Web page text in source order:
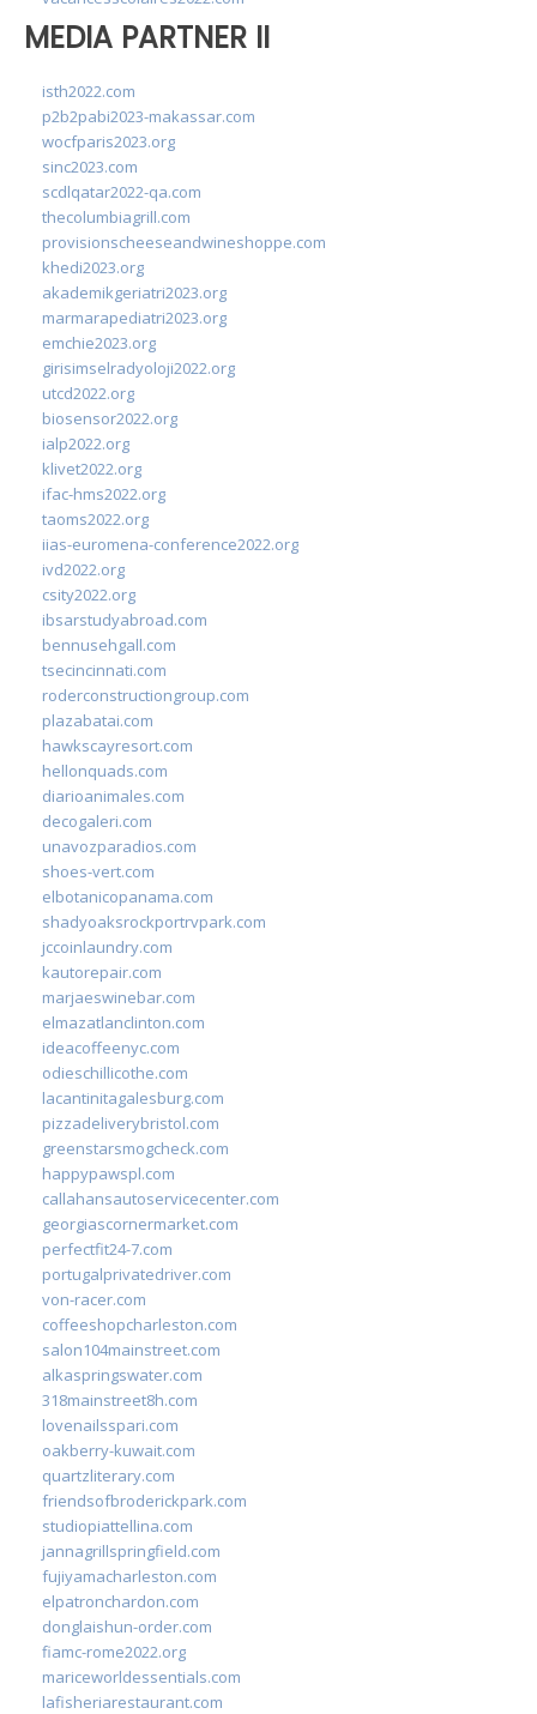
MEDIA PARTNER II
isth2022.com
p2b2pabi2023-makassar.com
wocfparis2023.org
sinc2023.com
scdlqatar2022-qa.com
thecolumbiagrill.com
provisionscheeseandwineshoppe.com
khedi2023.org
akademikgeriatri2023.org
marmarapediatri2023.org
emchie2023.org
girisimselradyoloji2022.org
utcd2022.org
biosensor2022.org
ialp2022.org
klivet2022.org
ifac-hms2022.org
taoms2022.org
iias-euromena-conference2022.org
ivd2022.org
csity2022.org
ibsarstudyabroad.com
bennusehgall.com
tsecincinnati.com
roderconstructiongroup.com
plazabatai.com
hawkscayresort.com
hellonquads.com
diarioanimales.com
decogaleri.com
unavozparadios.com
shoes-vert.com
elbotanicopanama.com
shadyoaksrockportrvpark.com
jccoinlaundry.com
kautorepair.com
marjaeswinebar.com
elmazatlanclinton.com
ideacoffeenyc.com
odieschillicothe.com
lacantinitagalesburg.com
pizzadeliverybristol.com
greenstarsmogcheck.com
happypawspl.com
callahansautoservicecenter.com
georgiascornermarket.com
perfectfit24-7.com
portugalprivatedriver.com
von-racer.com
coffeeshopcharleston.com
salon104mainstreet.com
alkaspringswater.com
318mainstreet8h.com
lovenailsspari.com
oakberry-kuwait.com
quartzliterary.com
friendsofbroderickpark.com
studiopiattellina.com
jannagrillspringfield.com
fujiyamacharleston.com
elpatronchardon.com
donglaishun-order.com
fiamc-rome2022.org
mariceworldessentials.com
lafisheriarestaurant.com